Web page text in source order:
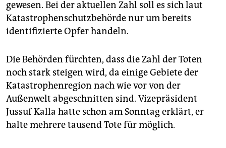
gewesen. Bei der aktuellen Zahl soll es sich laut
Katastrophenschutzbehörde nur um bereits
identifizierte Opfer handeln.
Die Behörden fürchten, dass die Zahl der Toten
noch stark steigen wird, da einige Gebiete der
Katastrophenregion nach wie vor von der
Außenwelt abgeschnitten sind. Vizepräsident
Jussuf Kalla hatte schon am Sonntag erklärt, er
halte mehrere tausend Tote für möglich.